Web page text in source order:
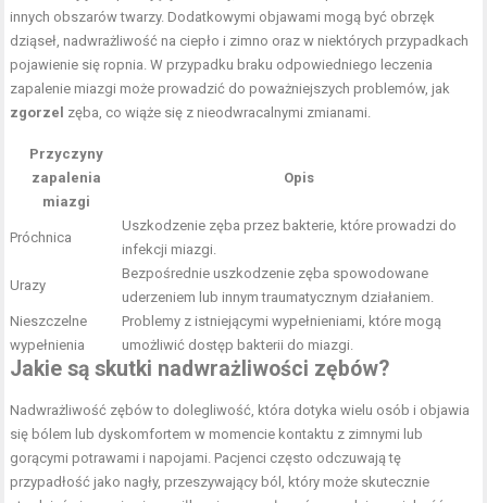
innych obszarów twarzy. Dodatkowymi objawami mogą być obrzęk
dziąseł, nadwrażliwość na ciepło i zimno oraz w niektórych przypadkach
pojawienie się ropnia. W przypadku braku odpowiedniego leczenia
zapalenie miazgi może prowadzić do poważniejszych problemów, jak
zgorzel zęba, co wiąże się z nieodwracalnymi zmianami.
Przyczyny
zapalenia
miazgi
Opis
Próchnica
Uszkodzenie zęba przez bakterie, które prowadzi do
infekcji miazgi.
Urazy
Bezpośrednie uszkodzenie zęba spowodowane
uderzeniem lub innym traumatycznym działaniem.
Nieszczelne
wypełnienia
Problemy z istniejącymi wypełnieniami, które mogą
umożliwić dostęp bakterii do miazgi.
Jakie są skutki nadwrażliwości zębów?
Nadwrażliwość zębów to dolegliwość, która dotyka wielu osób i objawia
się bólem lub dyskomfortem w momencie kontaktu z zimnymi lub
gorącymi potrawami i napojami. Pacjenci często odczuwają tę
przypadłość jako nagły, przeszywający ból, który może skutecznie